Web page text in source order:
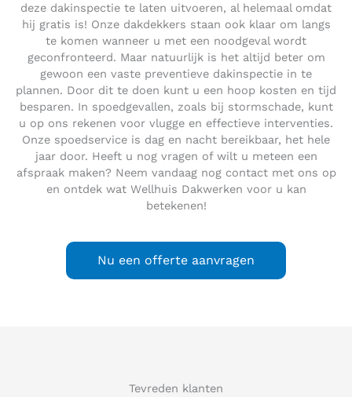
deze dakinspectie te laten uitvoeren, al helemaal omdat
hij gratis is! Onze dakdekkers staan ook klaar om langs
te komen wanneer u met een noodgeval wordt
geconfronteerd. Maar natuurlijk is het altijd beter om
gewoon een vaste preventieve dakinspectie in te
plannen. Door dit te doen kunt u een hoop kosten en tijd
besparen. In spoedgevallen, zoals bij stormschade, kunt
u op ons rekenen voor vlugge en effectieve interventies.
Onze spoedservice is dag en nacht bereikbaar, het hele
jaar door. Heeft u nog vragen of wilt u meteen een
afspraak maken? Neem vandaag nog contact met ons op
en ontdek wat Wellhuis Dakwerken voor u kan
betekenen!
Nu een offerte aanvragen
Tevreden klanten